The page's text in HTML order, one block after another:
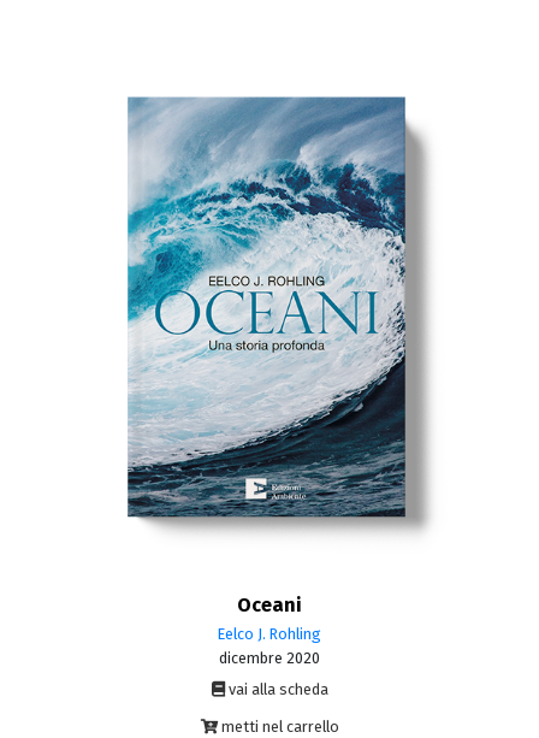
Oceani
Eelco J. Rohling
dicembre 2020
vai alla scheda
metti nel carrello